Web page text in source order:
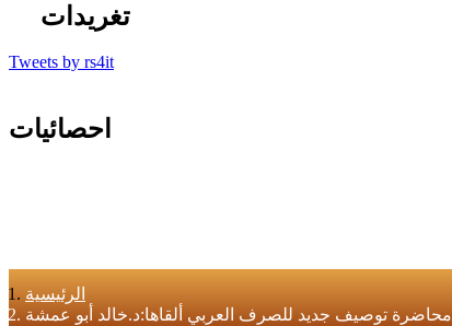
تغريدات
Tweets by rs4it
احصائيات
الرئيسية
محاضرة توصيف جديد للصرف العربي ألقاها:د.خالد أبو عمشة